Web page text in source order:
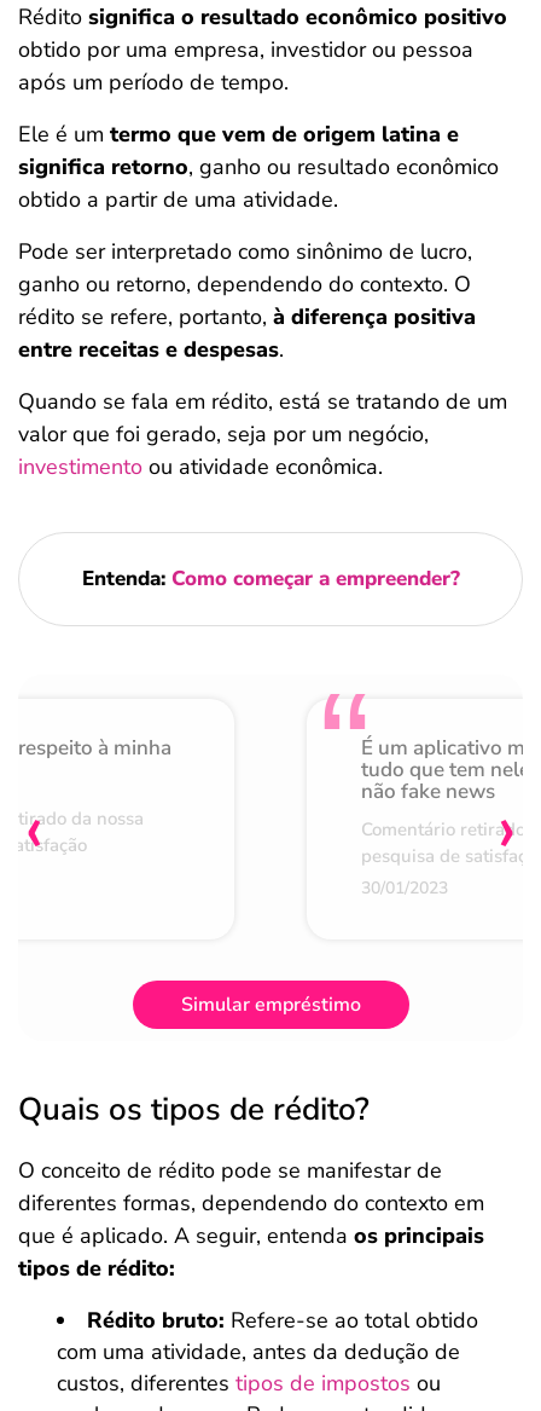
Rédito significa o resultado econômico positivo
obtido por uma empresa, investidor ou pessoa
após um período de tempo.
Ele é um termo que vem de origem latina e
significa retorno, ganho ou resultado econômico
obtido a partir de uma atividade.
Pode ser interpretado como sinônimo de lucro,
ganho ou retorno, dependendo do contexto. O
rédito se refere, portanto, à diferença positiva
entre receitas e despesas.
Quando se fala em rédito, está se tratando de um
valor que foi gerado, seja por um negócio,
investimento ou atividade econômica.
Entenda: Como começar a empreender?
respeito à minha
da nossa
É um aplicativo
tudo que tem nele
não fake news
Comentário retirado
pesquisa de
30/01/2023
‹ ›
Simular empréstimo
Quais os tipos de rédito?
O conceito de rédito pode se manifestar de
diferentes formas, dependendo do contexto em
que é aplicado. A seguir, entenda os principais
tipos de rédito:
Rédito bruto: Refere-se ao total obtido
com uma atividade, antes da dedução de
custos, diferentes tipos de impostos ou